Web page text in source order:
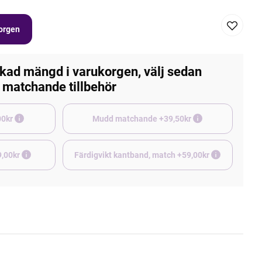
mängd i varukorgen, välj sedan
matchande tillbehör
+45,00kr Mudd matchande +39,50kr
Färdigvikt kantband, match +59,00kr